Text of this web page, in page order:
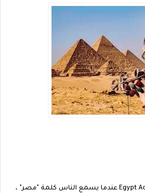
ايجيبت ادفنتشر تورز Egypt Adventure Tours عندما يسمع الناس كلمة "مصر" ،